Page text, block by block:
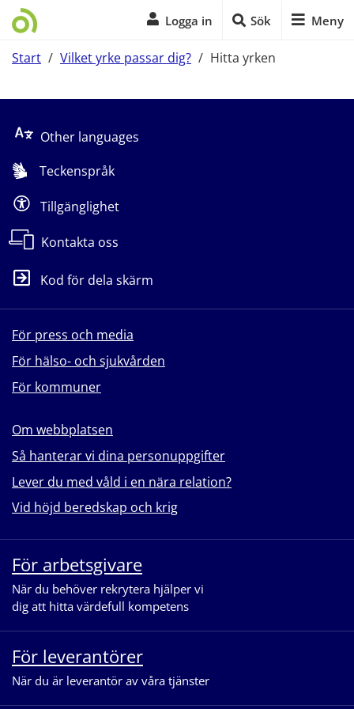
Logga in Sök Meny
Start / Vilket yrke passar dig? / Hitta yrken
Other languages
Teckenspråk
Tillgänglighet
Kontakta oss
Kod för dela skärm
För press och media
För hälso- och sjukvården
För kommuner
Om webbplatsen
Så hanterar vi dina personuppgifter
Lever du med våld i en nära relation?
Vid höjd beredskap och krig
För arbetsgivare
När du behöver rekrytera hjälper vi
dig att hitta värdefull kompetens
För leverantörer
När du är leverantör av våra tjänster